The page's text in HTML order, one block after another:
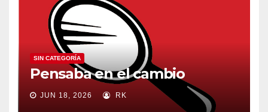
SIN CATEGORÍA
Pensaba en el cambio
JUN 18, 2026 RK